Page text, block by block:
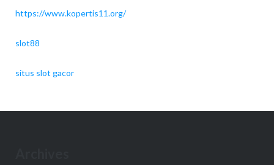
https://www.kopertis11.org/
slot88
situs slot gacor